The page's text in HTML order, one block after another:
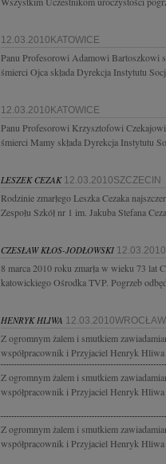
12.03.2010KATOWICE
Panu Profesorowi Adamowi Bartoszkowi
śmierci Ojca składa Dyrekcja Instytutu
12.03.2010KATOWICE
Panu Profesorowi Krzysztofowi Czekajowi
śmierci Mamy składa Dyrekcja Instytutu
LESZEK CEZAK 12.03.2010SZCZECIN
Rodzinie zmarłego Leszka Cezaka
Zespołu Szkół nr 1 im. Jakuba Stefana
CZESŁAW KŁOS-JODŁOWSKI
8 marca 2010 roku zmarła w wieku 73 lat
katowickiego Ośrodka TVP. Pogrzeb
HENRYK HLIWA 12.03.2010WROCŁAW
Z ogromnym żalem i smutkiem
współpracownik i Przyjaciel Henryk Hliwa
Z ogromnym żalem i smutkiem
współpracownik i Przyjaciel Henryk Hliwa
Z ogromnym żalem i smutkiem
współpracownik i Przyjaciel Henryk Hliwa